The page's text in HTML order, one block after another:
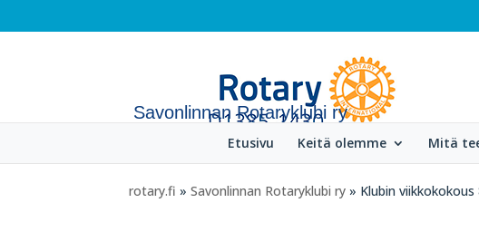
Savonlinnan Rotaryklubi ry
Etusivu Keitä olemme Mitä
rotary.fi » Savonlinnan Rotaryklubi ry » Klubin viikkokokous